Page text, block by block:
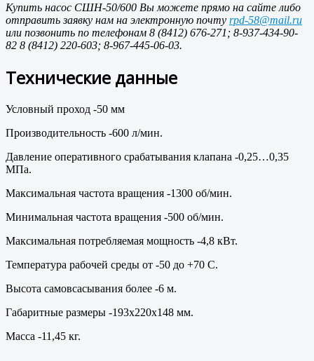
Купить насос СШН-50/600 Вы можете прямо на сайте либо
отправить заявку нам на электронную почту rpd-58@mail.ru
или позвонить по телефонам 8 (8412) 676-271; 8-937-434-90-
82 8 (8412) 220-603; 8-967-445-06-03.
Технические данные
Условный проход -50 мм
Производительность -600 л/мин.
Давление оперативного срабатывания клапана -0,25…0,35
МПа.
Максимальная частота вращения -1300 об/мин.
Минимальная частота вращения -500 об/мин.
Максимальная потребляемая мощность -4,8 кВт.
Температура рабочей среды от -50 до +70 С.
Высота самовсасывания более -6 м.
Габаритные размеры -193х220х148 мм.
Масса -11,45 кг.